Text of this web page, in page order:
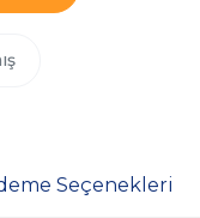
Seçenekleri